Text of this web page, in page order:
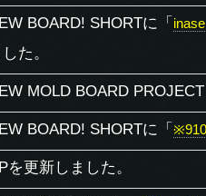
BOARD! SHORTに「 inase
た。
MOLD BOARD
BOARD! SHORTに「 ※910
を更新しました。